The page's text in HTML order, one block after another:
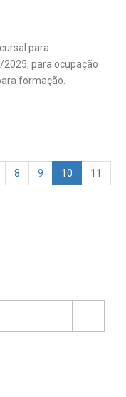
para
para ocupação
formação.
8 9 10 11